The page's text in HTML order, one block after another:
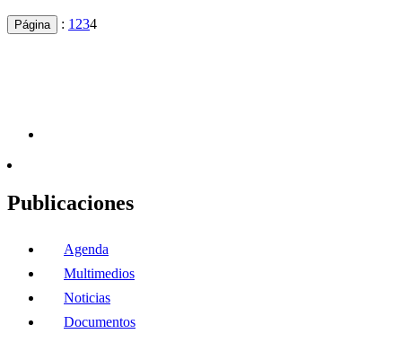
Página : 1 234
Publicaciones
Agenda
Multimedios
Noticias
Documentos